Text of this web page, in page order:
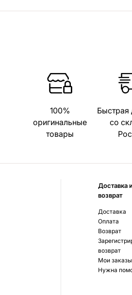
100%
оригинальные
товары
Быстрая
со
Доставка и
возврат
Доставка
Оплата
Возврат
возврат
Мои заказы
Нужна